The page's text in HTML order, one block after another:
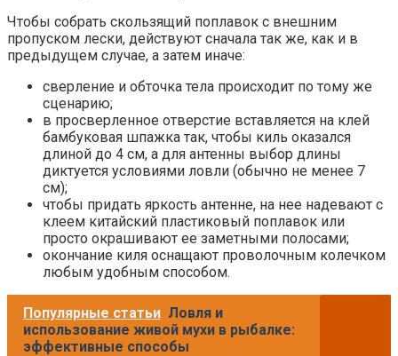
Чтобы собрать скользящий поплавок с внешним
пропуском лески, действуют сначала так же, как и в
предыдущем случае, а затем иначе:
сверление и обточка тела происходит по тому же
сценарию;
в просверленное отверстие вставляется на клей
бамбуковая шпажка так, чтобы киль оказался
длиной до 4 см, а для антенны выбор длины
диктуется условиями ловли (обычно не менее 7
см);
чтобы придать яркость антенне, на нее надевают с
клеем китайский пластиковый поплавок или
просто окрашивают ее заметными полосами;
окончание киля оснащают проволочным колечком
любым удобным способом.
Популярные статьи Ловля и
использование живой мухи в рыбалке:
эффективные способы